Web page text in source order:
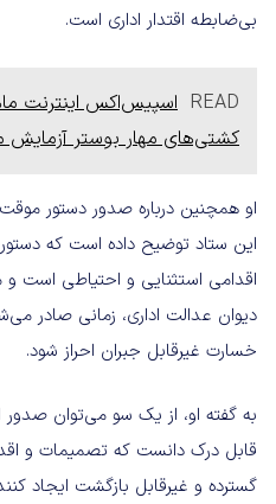
بی‌ضابطه اقتدار اداری است.
READ اسپیس‌اکس اینترنت
کشتی‌های مهار بوستر آزمایش
او همچنین درباره صدور دستور
این ستاد توضیح داده است که
دیوان عدالت اداری، زمانی صادر
خسارت غیرقابل جبران احراز شود.
به گفته او، از یک سو می‌توان
قابل درک دانست که تصمیمات و
گسترده و غیرقابل بازگشت ایجاد